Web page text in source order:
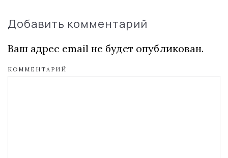
Добавить комментарий
Ваш адрес email не будет опубликован.
КОММЕНТАРИЙ